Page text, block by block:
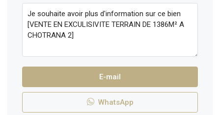
E-mail
WhatsApp